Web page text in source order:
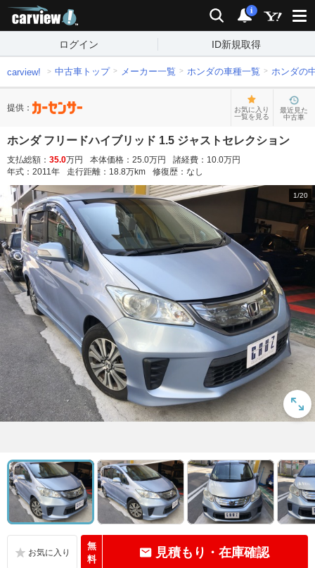
検索 通知
i
ログイン ID新規取得
carview! 中古車トップ メーカー一覧 ホンダの車種一覧 ホンダの
提供：
お気に入り
一覧を見る
最近見た
中古車
ホンダ フリードハイブリッド 1.5 ジャストセレクション
支払総額： 35.0万円 本体価格： 25.0万円 諸経費： 10.0万円
年式： 2011年 走行距離： 18.8万km 修復歴： なし
1/20
無
料
見積もり・在庫確認